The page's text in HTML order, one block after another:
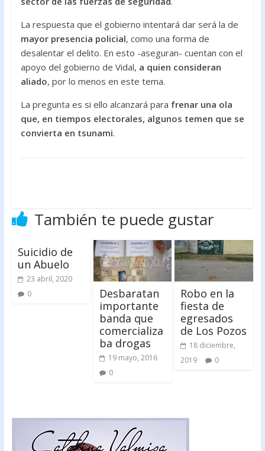
La respuesta que el gobierno intentará dar será la de
mayor presencia policial, como una forma de
desalentar el delito. En esto -aseguran- cuentan con el
apoyo del gobierno de Vidal, a quien consideran
aliado, por lo menos en este tema.
La pregunta es si ello alcanzará para frenar una ola
que, en tiempos electorales, algunos temen que se
convierta en tsunami.
También te puede gustar
Suicidio de
un Abuelo
23 abril, 2020
0
Desbaratan
importante
banda que
comercializa
ba drogas
19 mayo, 2016
0
Robo en la
fiesta de
egresados
de Los Pozos
18 diciembre,
2019
0